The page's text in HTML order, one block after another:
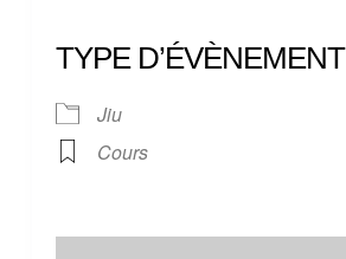
TYPE D’ÉVÈNEMENT
Jiu
Cours